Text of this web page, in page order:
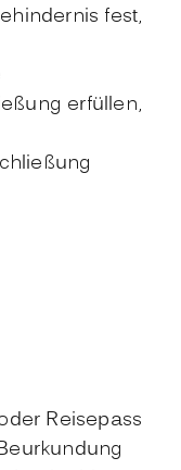
fest,
erfüllen,
Reisepass